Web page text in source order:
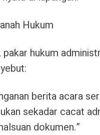
Hukum
pakar hukum
berita acara
sekadar cacat
dokumen.”